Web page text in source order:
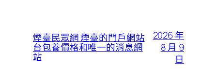
煙臺民眾網 煙臺的門戶網站
台包養價格和唯一的消息網
站
2026 年
8 月 9
日